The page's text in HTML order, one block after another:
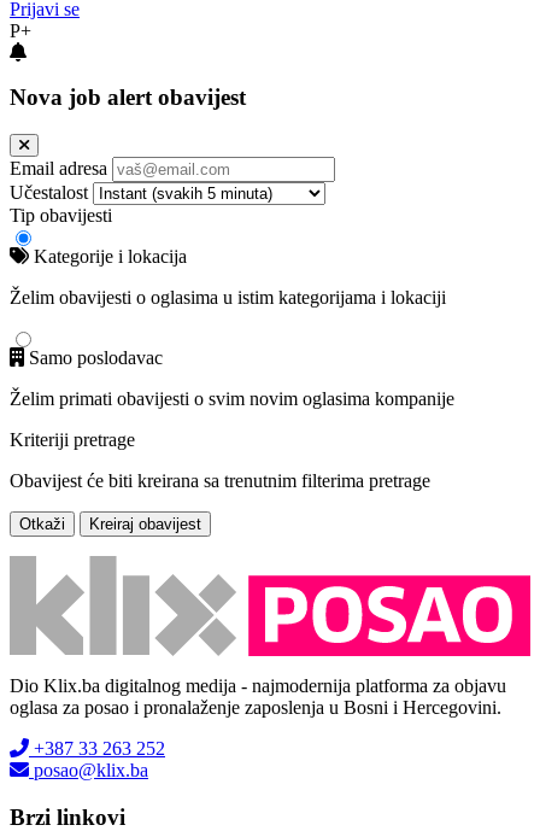
Prijavi se
P+
Nova job alert obavijest
Email adresa
Učestalost
Tip obavijesti
Kategorije i lokacija
Želim obavijesti o oglasima u istim kategorijama i lokaciji
Samo poslodavac
Želim primati obavijesti o svim novim oglasima kompanije
Kriteriji pretrage
Obavijest će biti kreirana sa trenutnim filterima pretrage
Otkaži Kreiraj obavijest
Dio Klix.ba digitalnog medija - najmodernija platforma za objavu
oglasa za posao i pronalaženje zaposlenja u Bosni i Hercegovini.
+387 33 263 252
posao@klix.ba
Brzi linkovi